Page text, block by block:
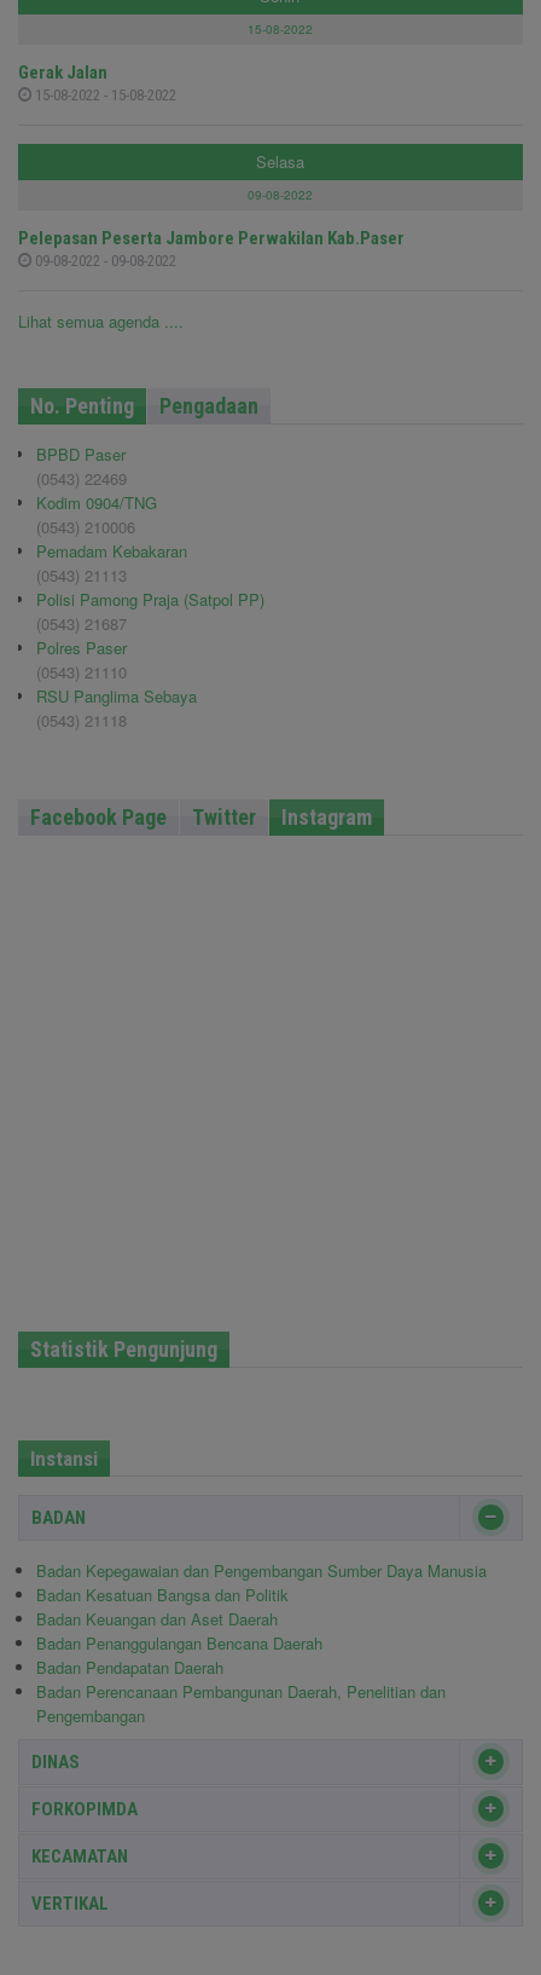
15-08-2022
Gerak Jalan
15-08-2022 - 15-08-2022
Selasa
09-08-2022
Pelepasan Peserta Jambore Perwakilan Kab.Paser
09-08-2022 - 09-08-2022
Lihat semua agenda ....
No. Penting Pengadaan
BPBD Paser
(0543) 22469
Kodim 0904/TNG
(0543) 210006
Pemadam Kebakaran
(0543) 21113
Polisi Pamong Praja (Satpol PP)
(0543) 21687
Polres Paser
(0543) 21110
RSU Panglima Sebaya
(0543) 21118
Facebook Page Twitter Instagram
Statistik Pengunjung
Instansi
BADAN
Badan Kepegawaian dan Pengembangan Sumber Daya Manusia
Badan Kesatuan Bangsa dan Politik
Badan Keuangan dan Aset Daerah
Badan Penanggulangan Bencana Daerah
Badan Pendapatan Daerah
Badan Perencanaan Pembangunan Daerah, Penelitian dan
Pengembangan
DINAS
FORKOPIMDA
KECAMATAN
VERTIKAL